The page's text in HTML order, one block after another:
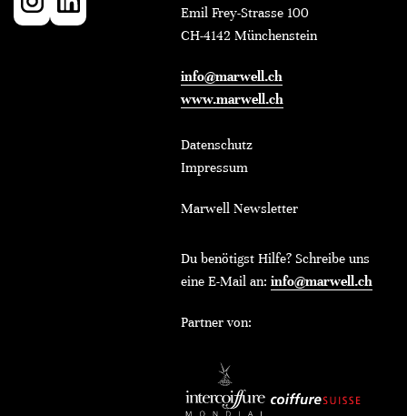
Emil Frey-Strasse 100
CH-4142 Münchenstein
info@marwell.ch
www.marwell.ch
Datenschutz
Impressum
Marwell Newsletter
Du benötigst Hilfe? Schreibe uns
eine E-Mail an: info@marwell.ch
Partner von: